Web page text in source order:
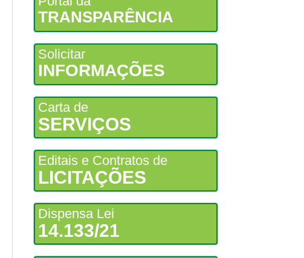
TRANSPARÊNCIA
Solicitar
INFORMAÇÕES
Carta de
SERVIÇOS
Editais e Contratos de
LICITAÇÕES
Dispensa Lei
14.133/21